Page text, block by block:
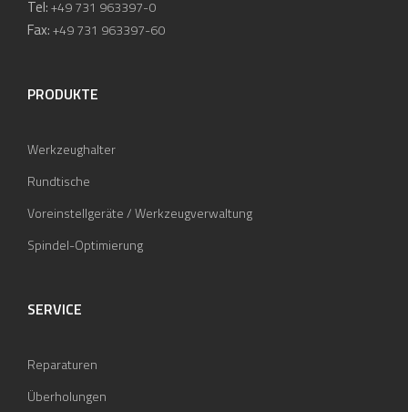
Tel:+49 731 963397-0
Fax:+49 731 963397-60
PRODUKTE
Werkzeughalter
Rundtische
Voreinstellgeräte / Werkzeugverwaltung
Spindel-Optimierung
SERVICE
Reparaturen
Überholungen